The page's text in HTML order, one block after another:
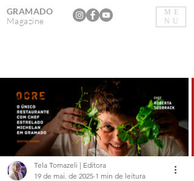
ME
NU
GRAMADO
Magazine
Tela Tomazeli | Editora
19 de mai. de 2025 1 min de leitura